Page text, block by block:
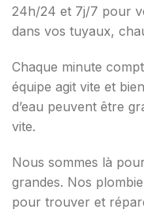
24h/24 et 7j/7 pour
dans vos tuyaux,
Chaque minute
équipe agit vite et
d’eau peuvent être
vite.
Nous sommes là
grandes. Nos
pour trouver et